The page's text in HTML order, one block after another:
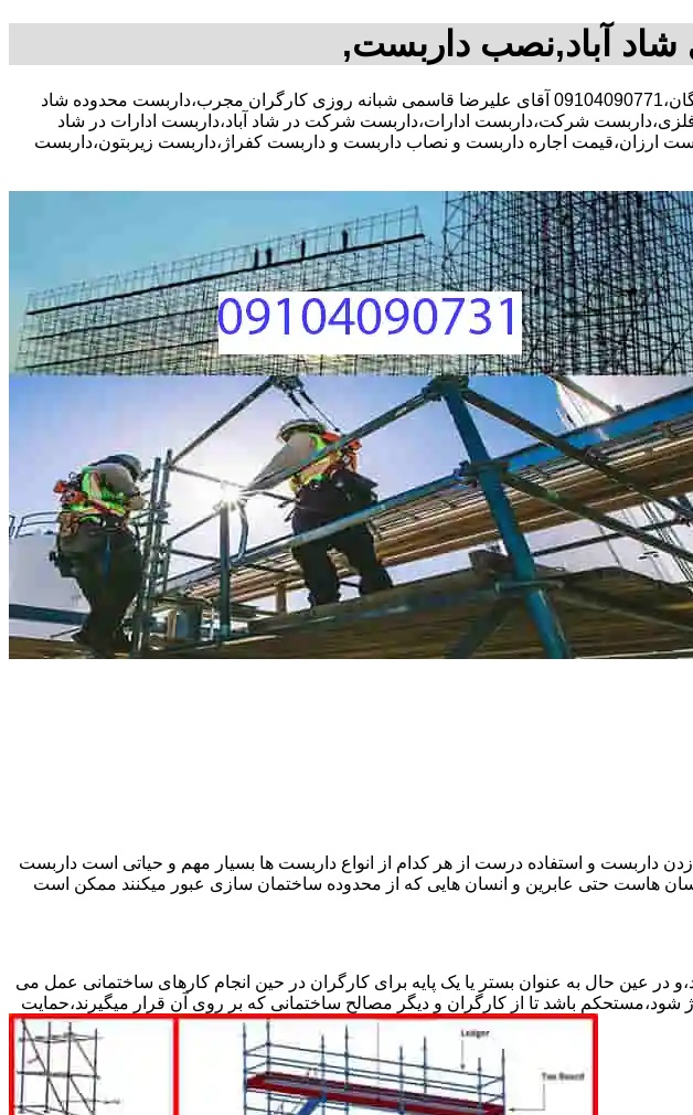
شاد آباد,نصب داربست,
30 در صد تخفیف مشاوره رایگان،09104090771 آقای علیرضا قاسمی شبانه روزی کارگران مجرب،داربست محدوده شاد
شرکت،داربست ادارات،داربست شرکت در شاد آباد،داربست ادارات در شاد
ارزان،قیمت اجاره داربست و نصاب داربست و داربست کفراژ،داربست زیربتون،داربست
داربست و استفاده درست از هر کدام از انواع داربست ها بسیار مهم و حیاتی است داربست
هاست حتی عابرین و انسان هایی که از محدوده ساختمان سازی عبور میکنند ممکن است
عین حال به عنوان بستر یا یک پایه برای کارگران در حین انجام کارهای ساختمانی عمل می
شود،مستحکم باشد تا از کارگران و دیگر مصالح ساختمانی که بر روی آن قرار میگیرند،حمایت